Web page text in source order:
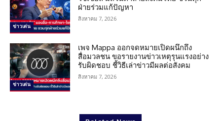
ข่าวเด่น
ฝ่ายร่วมแก้ปัญหา
สิงหาคม 7, 2026
ข่าวเด่น
เพจ Mappa ออกจดหมายเปิดผนึกถึง
สื่อมวลชน ขอรายงานข่าวเหตุรุนแรงอย่าง
รับผิดชอบ ชี้วิธีเล่าข่าวมีผลต่อสังคม
สิงหาคม 7, 2026